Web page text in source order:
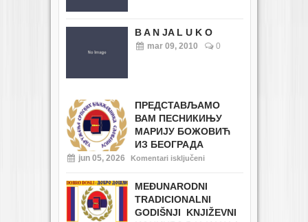
B A N JA L U K O
mar 09, 2010 0
ПРЕДСТАВЉАМО
ВАМ ПЕСНИКИЊУ
МАРИЈУ БОЖОВИЋ
ИЗ БЕОГРАДА
jun 05, 2026 Komentari isključeni
MEĐUNARODNI
TRADICIONALNI
GODIŠNJI KNJIŽEVNI